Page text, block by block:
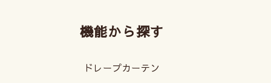
機能から探す
ドレープカーテン